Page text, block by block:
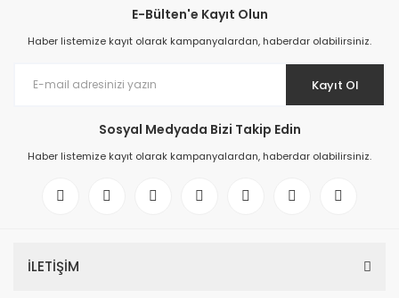
E-Bülten'e Kayıt Olun
Haber listemize kayıt olarak kampanyalardan, haberdar olabilirsiniz.
Kayıt Ol
Sosyal Medyada Bizi Takip Edin
Haber listemize kayıt olarak kampanyalardan, haberdar olabilirsiniz.
İLETİŞİM